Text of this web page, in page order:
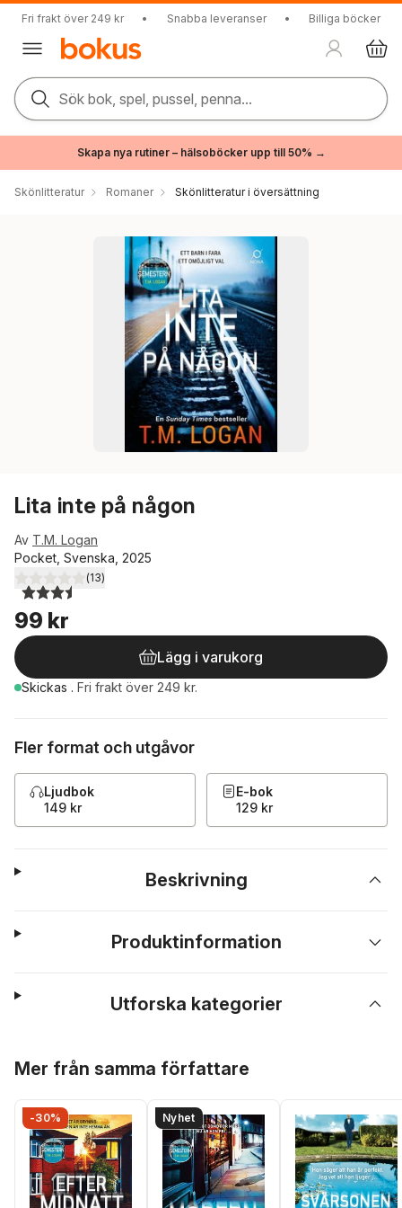
Fri frakt över 249 kr • Snabba leveranser • Billiga böcker
Sök bok, spel, pussel, penna...
Skapa nya rutiner – hälsoböcker upp till 50% →
Skönlitteratur Romaner Skönlitteratur i översättning
Lita inte på någon
Av T.M. Logan
Pocket, Svenska, 2025
3,5utav 5 stjärnor. Totalt antal röster:
(13)
99 kr
Lägg i varukorg
Skickas . Fri frakt över 249 kr.
Fler format och utgåvor
Ljudbok
149 kr
E-bok
129 kr
Beskrivning
Produktinformation
Utforska kategorier
Mer från samma författare
-30% Nyhet